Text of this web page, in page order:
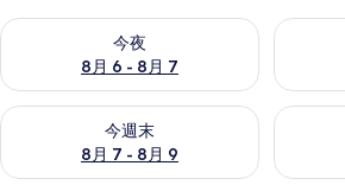
今夜
8月 6 - 8月 7
今夜 8月 6 - 8月 7 の空室状況をチェック
明日 8
今週末
8月 7 - 8月 9
今週末 8月 7 - 8月 9 の空室状況をチェッ
来週末